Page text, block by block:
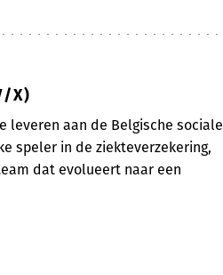
X)
leveren aan de Belgische sociale
speler in de ziekteverzekering,
dat evolueert naar een